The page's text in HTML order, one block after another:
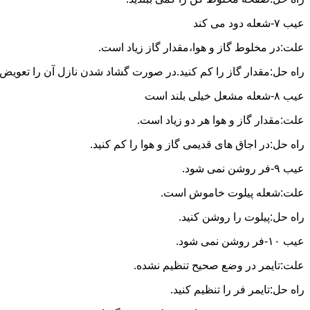
عیب ۷-شعله دود می کند
علت:در مخلوط گاز و هوا،مقدار گاز زیاد است.
راه حل:مقدار گاز را کم کنید.در صورت گشاد شدن نازل آن را تعویض
عیب ۸-شعله مشعل خیلی بلند است
علت:مقدار گاز و هوا هر دو زیاد است.
راه حل:در اجاق های قدیمی گاز و هوا را کم کنید.
عیب ۹-فر روشن نمی شود.
علت:شعله پیلوت خاموش است.
راه حل:پیلوت را روشن کنید.
عیب ۱۰-فر روشن نمی شود.
علت:تایمر در وضع صحیح تنظیم نشده.
راه حل:تایمر فر را تنظیم کنید.